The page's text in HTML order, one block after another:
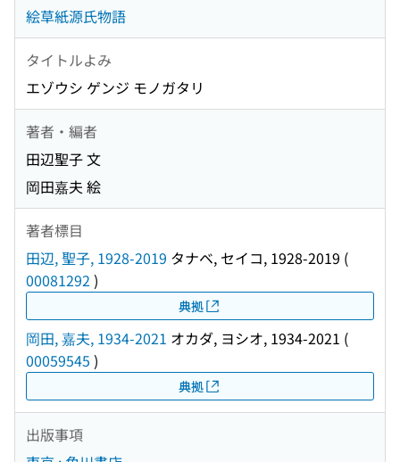
絵草紙源氏物語
タイトルよみ
エゾウシ ゲンジ モノガタリ
著者・編者
田辺聖子 文
岡田嘉夫 絵
著者標目
田辺, 聖子, 1928-2019 タナベ, セイコ, 1928-2019 (
00081292 )
典拠
岡田, 嘉夫, 1934-2021 オカダ, ヨシオ, 1934-2021 (
00059545 )
典拠
出版事項